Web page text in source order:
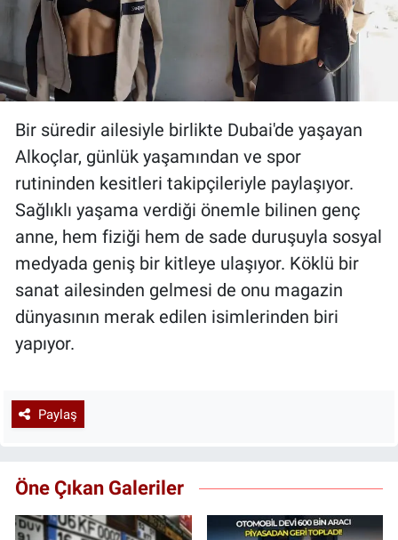
Bir süredir ailesiyle birlikte Dubai'de yaşayan
Alkoçlar, günlük yaşamından ve spor
rutininden kesitleri takipçileriyle paylaşıyor.
Sağlıklı yaşama verdiği önemle bilinen genç
anne, hem fiziği hem de sade duruşuyla sosyal
medyada geniş bir kitleye ulaşıyor. Köklü bir
sanat ailesinden gelmesi de onu magazin
dünyasının merak edilen isimlerinden biri
yapıyor.
Paylaş
Öne Çıkan Galeriler